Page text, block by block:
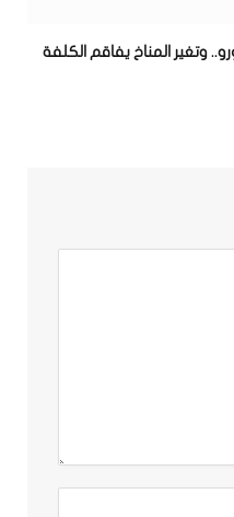
تتجاوز 3 مليارات يورو.. وتغير المناخ يفاقم الكلفة